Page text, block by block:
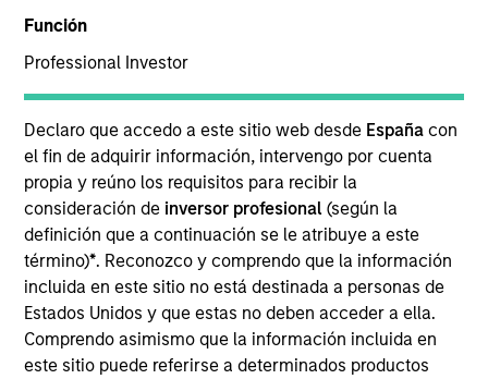
Función
Professional Investor
Declaro que accedo a este sitio web desde España con
el fin de adquirir información, intervengo por cuenta
propia y reúno los requisitos para recibir la
consideración de inversor profesional(según la
definición que a continuación se le atribuye a este
término)*. Reconozco y comprendo que la información
incluida en este sitio no está destinada a personas de
Estados Unidos y que estas no deben acceder a ella.
Comprendo asimismo que la información incluida en
este sitio puede referirse a determinados productos
Jun 2023
Transaction Type
Control
Oncology focused hospital chain with a capacity of
1,000 beds across 8 hospitals in India
View Current Employment Opportunities
View Site